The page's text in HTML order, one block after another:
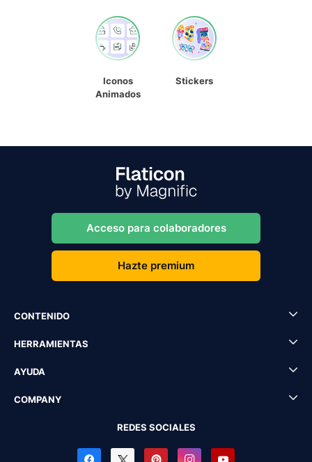
Iconos
Animados
Stickers
Acceso para colaboradores
Hazte premium
CONTENIDO
HERRAMIENTAS
AYUDA
COMPANY
REDES SOCIALES